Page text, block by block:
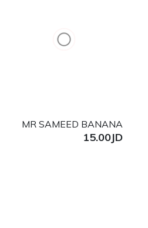
MR SAMEED BANANA
15.00JD